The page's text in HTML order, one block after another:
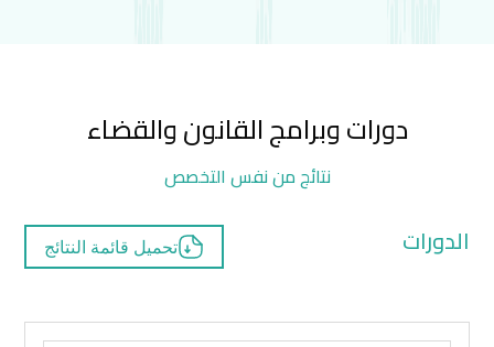
دورات وبرامج القانون والقضاء
نتائج من نفس التخصص
الدورات تحميل قائمة النتائج